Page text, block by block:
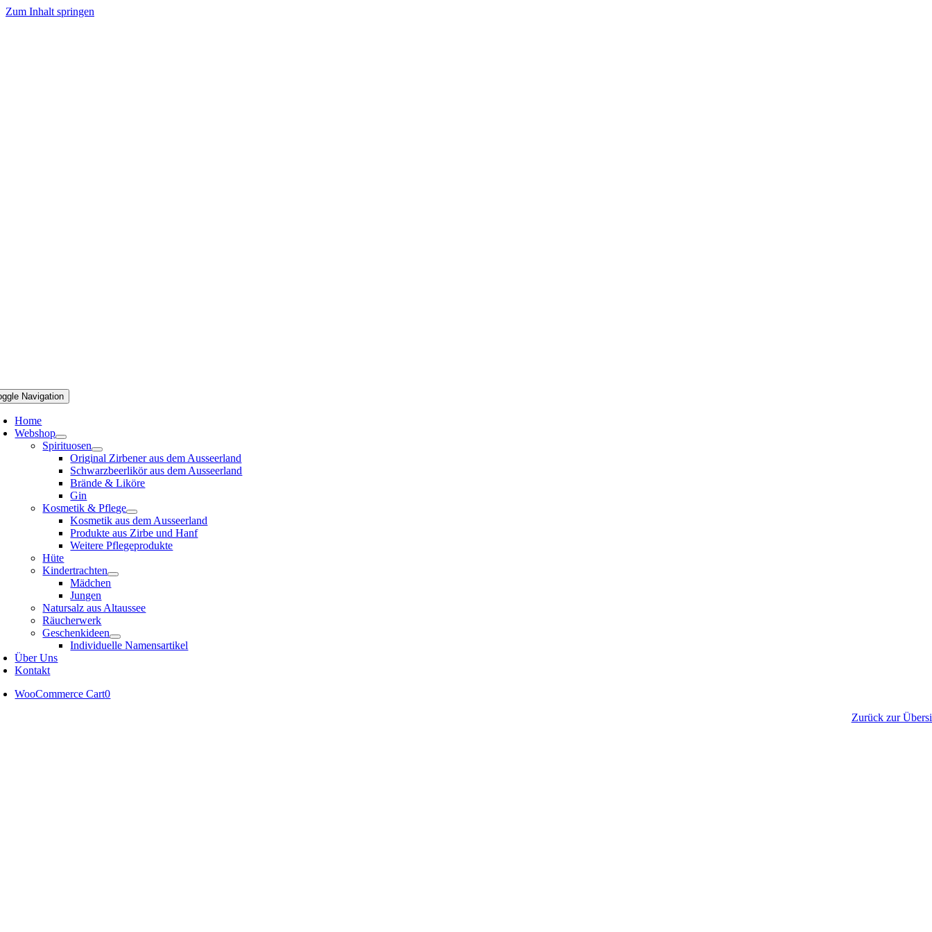
Zum Inhalt springen
Navigation
Home
Webshop
Spirituosen
Original Zirbener aus dem Ausseerland
Schwarzbeerlikör aus dem Ausseerland
Brände & Liköre
Gin
Kosmetik & Pflege
Kosmetik aus dem Ausseerland
Produkte aus Zirbe und Hanf
Weitere Pflegeprodukte
Hüte
Kindertrachten
Mädchen
Jungen
Natursalz aus Altaussee
Räucherwerk
Geschenkideen
Individuelle Namensartikel
Über Uns
Kontakt
WooCommerce Cart0
Zurück zur